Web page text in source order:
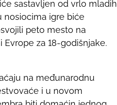
sastavljen od vrlo mladih
nosiocima igre biće
peto mesto na
za 18-godišnjake.
na međunarodnu
i u novom